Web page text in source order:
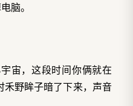
脑。
宙，这段时间你俩就在
禾野眸子暗了下来，声音